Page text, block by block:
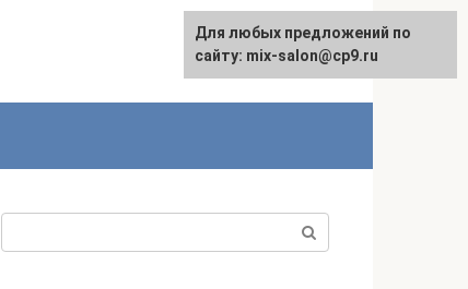
Для любых предложений по
сайту: mix-salon@cp9.ru